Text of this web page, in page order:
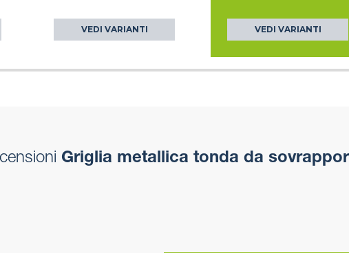
VEDI VARIANTI VEDI VARIANTI
Griglia metallica tonda da